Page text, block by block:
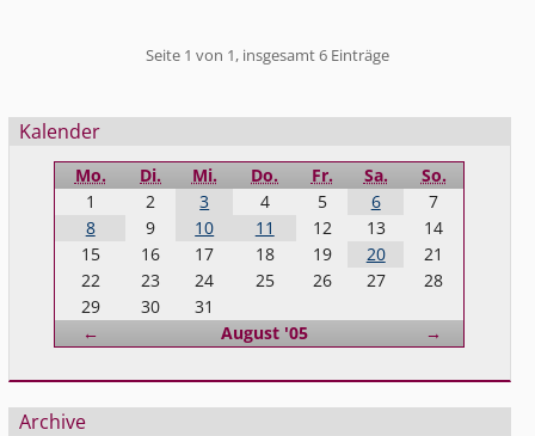
Seite 1 von 1, insgesamt 6 Einträge
Seitenleiste
Kalender
Mo. Di. Mi. Do. Fr. Sa. So.
← August '05 Vorwärts
→
1 2 3 4 5 6
7
8
9 10 11 12 13
14
15
16 17 18 19 20
21
22
23 24 25 26 27
28
29
30 31
Archive